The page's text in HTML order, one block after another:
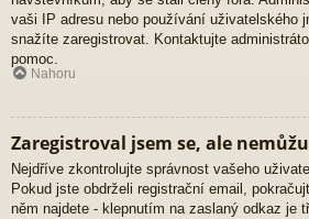
vaši IP adresu nebo používání uživatelského
snažíte zaregistrovat. Kontaktujte
pomoc.
Nahoru
Zaregistroval jsem se, ale
Nejdříve zkontrolujte správnost vašeho
Pokud jste obdrželi registrační email,
něm najdete - klepnutím na zaslaný odkaz je